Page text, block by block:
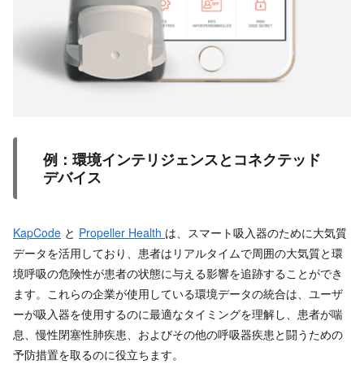
例：環境インテリジェンスとコネクテッド
デバイス
KapCode と Propeller Health は、スマート吸入器のために大気質
データを活用しており、患者はリアルタイムで周囲の大気質と環
境呼吸の危険性が患者の状態に与える影響を追跡することができ
ます。これらの企業が使用している環境データの統合は、ユーザ
ーが吸入器を使用するのに最適なタイミングを理解し、患者が喘
息、慢性閉塞性肺疾患、およびその他の呼吸器疾患と闘うための
予防措置を取るのに役立ちます。